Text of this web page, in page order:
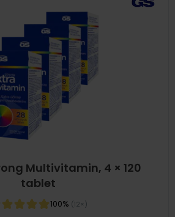
Multivitamin, 4 × 120
tablet
100% (12×)